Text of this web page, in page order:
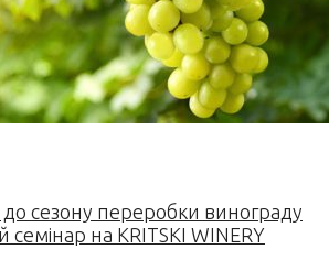
до сезону переробки винограду
на KRITSKI WINERY